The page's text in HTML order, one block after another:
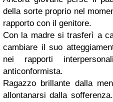
della sorte proprio nel
rapporto con il genitore.
Con la madre si trasferì a
cambiare il suo
nei rapporti
anticonformista.
Ragazzo brillante dalla
allontanarsi dalla